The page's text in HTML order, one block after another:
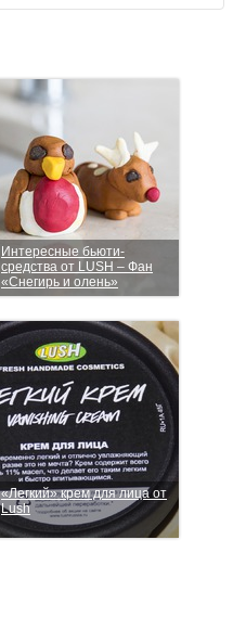
Интересные бьюти-
средства от LUSH – Фан
«Снегирь и олень»
«Легкий» крем для лица от
Lush